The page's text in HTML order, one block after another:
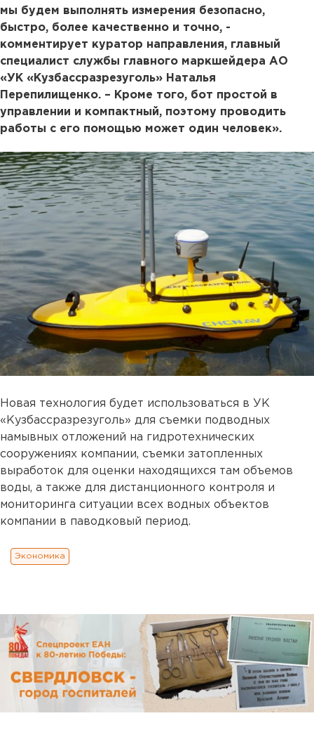
мы будем выполнять измерения безопасно,
быстро, более качественно и точно, -
комментирует куратор направления, главный
специалист службы главного маркшейдера АО
«УК «Кузбассразрезуголь» Наталья
Перепилищенко. – Кроме того, бот простой в
управлении и компактный, поэтому проводить
работы с его помощью может один человек».
Новая технология будет использоваться в УК
«Кузбассразрезуголь» для съемки подводных
намывных отложений на гидротехнических
сооружениях компании, съемки затопленных
выработок для оценки находящихся там объемов
воды, а также для дистанционного контроля и
мониторинга ситуации всех водных объектов
компании в паводковый период.
Экономика